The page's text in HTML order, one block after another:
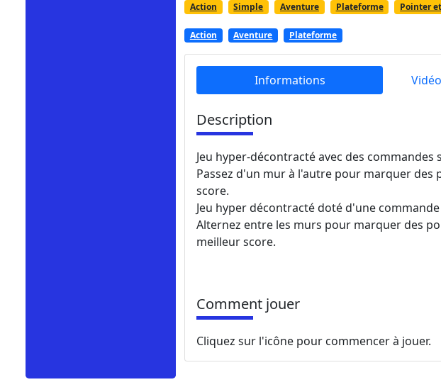
Action Simple Aventure Plateforme Pointer
Action Aventure Plateforme
Informations
Description
Jeu hyper-décontracté avec des
Passez d'un mur à l'autre pour marquer
score.
Jeu hyper décontracté doté d'une
Alternez entre les murs pour marquer des
meilleur score.
Comment jouer
Cliquez sur l'icône pour commencer à jouer.